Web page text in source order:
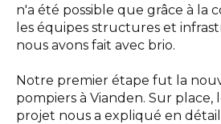
Interlocuteurs
INFO@DAEDALUS.LU
n'a été possible que grâce à la
les équipes structures et
nous avons fait avec brio.
Notre premier étape fut la
pompiers à Vianden. Sur place,
projet nous a expliqué en